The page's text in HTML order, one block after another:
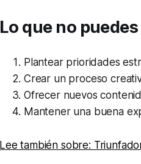
Lo que no
Plantear prioridades
Crear un proceso
Ofrecer nuevos
Mantener una buena
Lee también sobre: